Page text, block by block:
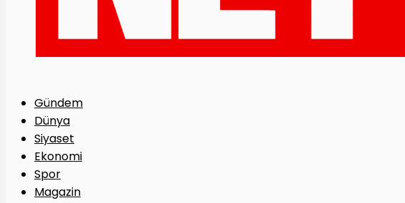
Gündem
Dünya
Siyaset
Ekonomi
Spor
Magazin